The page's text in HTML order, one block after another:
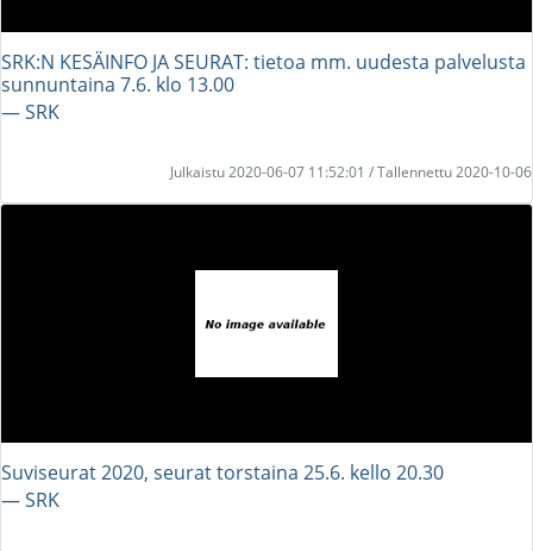
SRK:N KESÄINFO JA SEURAT: tietoa mm. uudesta palvelusta
sunnuntaina 7.6. klo 13.00
― SRK
Julkaistu 2020-06-07 11:52:01 / Tallennettu 2020-10-06
Suviseurat 2020, seurat torstaina 25.6. kello 20.30
― SRK